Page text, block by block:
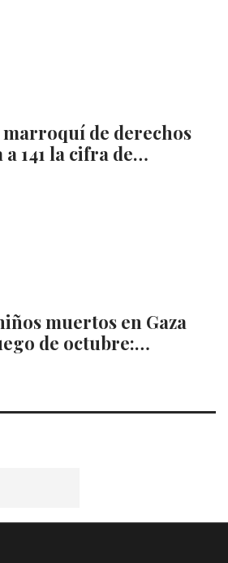
marroquí de derechos
141 la cifra de…
muertos en Gaza
de octubre:…